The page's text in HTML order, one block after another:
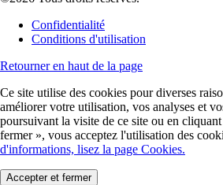
Confidentialité
Conditions d'utilisation
Retourner en haut de la page
Ce site utilise des cookies pour diverses
améliorer votre utilisation, vos analyses et
poursuivant la visite de ce site ou en
fermer », vous acceptez l'utilisation des
d'informations, lisez la page Cookies.
Accepter et fermer